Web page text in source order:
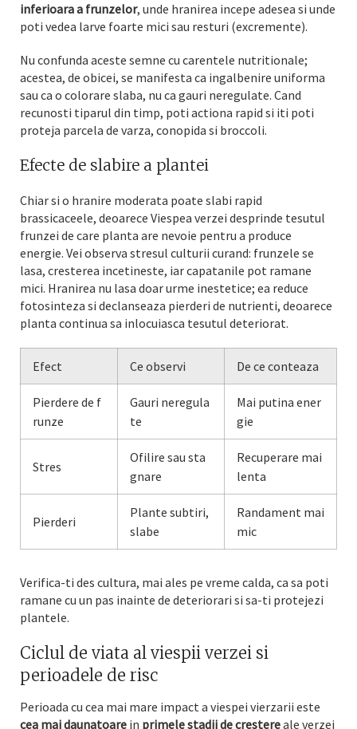
inferioara a frunzelor, unde hranirea incepe adesea si unde
poti vedea larve foarte mici sau resturi (excremente).
Nu confunda aceste semne cu carentele nutritionale;
acestea, de obicei, se manifesta ca ingalbenire uniforma
sau ca o colorare slaba, nu ca gauri neregulate. Cand
recunosti tiparul din timp, poti actiona rapid si iti poti
proteja parcela de varza, conopida si broccoli.
Efecte de slabire a plantei
Chiar si o hranire moderata poate slabi rapid
brassicaceele, deoarece Viespea verzei desprinde tesutul
frunzei de care planta are nevoie pentru a produce
energie. Vei observa stresul culturii curand: frunzele se
lasa, cresterea incetineste, iar capatanile pot ramane
mici. Hranirea nu lasa doar urme inestetice; ea reduce
fotosinteza si declanseaza pierderi de nutrienti, deoarece
planta continua sa inlocuiasca tesutul deteriorat.
Efect Ce observi De ce conteaza
Pierdere de f
runze
Gauri neregula
te
Mai putina ener
gie
Stres
Ofilire sau sta
gnare
Recuperare mai
lenta
Pierderi
Plante subtiri,
slabe
Randament mai
mic
Verifica-ti des cultura, mai ales pe vreme calda, ca sa poti
ramane cu un pas inainte de deteriorari si sa-ti protejezi
plantele.
Ciclul de viata al viespii verzei si
perioadele de risc
Perioada cu cea mai mare impact a viespei vierzarii este
cea mai daunatoare in primele stadii de crestereale verzei